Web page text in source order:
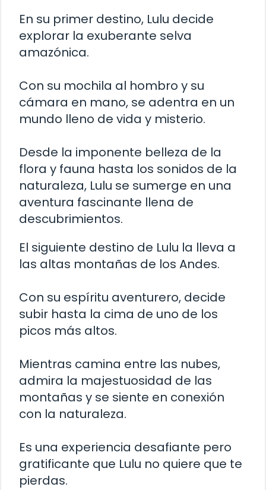
En su primer destino, Lulu decide
explorar la exuberante selva
amazónica.
Con su mochila al hombro y su
cámara en mano, se adentra en un
mundo lleno de vida y misterio.
Desde la imponente belleza de la
flora y fauna hasta los sonidos de la
naturaleza, Lulu se sumerge en una
aventura fascinante llena de
descubrimientos.
El siguiente destino de Lulu la lleva a
las altas montañas de los Andes.
Con su espíritu aventurero, decide
subir hasta la cima de uno de los
picos más altos.
Mientras camina entre las nubes,
admira la majestuosidad de las
montañas y se siente en conexión
con la naturaleza.
Es una experiencia desafiante pero
gratificante que Lulu no quiere que te
pierdas.